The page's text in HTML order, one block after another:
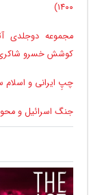
۱۴۰۰)
مجموعه دوجلدی
کوشش خسرو
چپِ ایرانی و
جنگ اسرائیل و